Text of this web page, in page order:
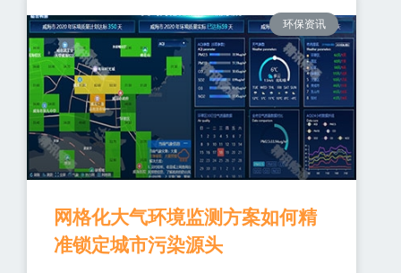
环保资讯
网格化大气环境监测方案如何精
准锁定城市污染源头